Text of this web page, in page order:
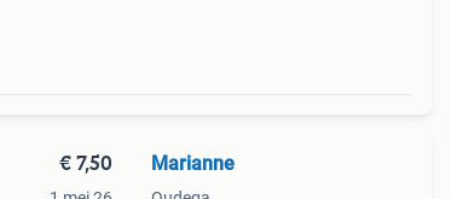
€ 7,50 Marianne